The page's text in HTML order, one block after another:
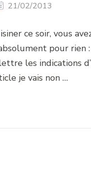
21/02/2013
ce soir, vous
pour rien
les indications
je vais non …